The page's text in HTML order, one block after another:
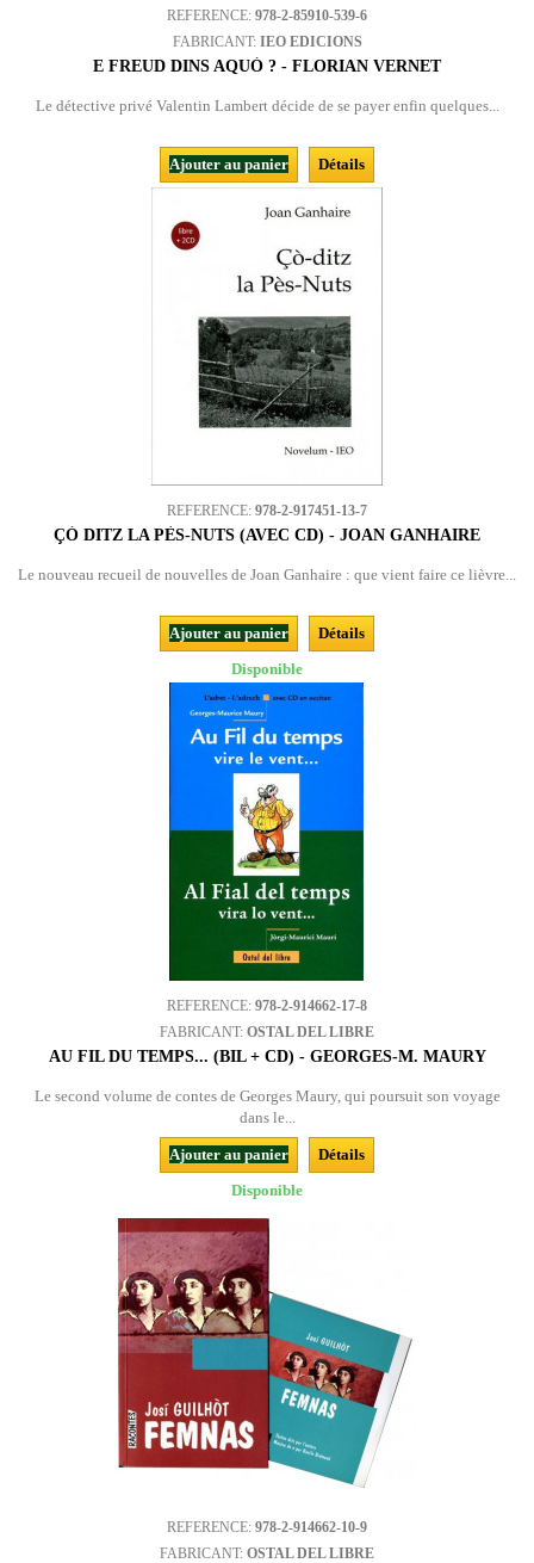
REFERENCE: 978-2-85910-539-6
FABRICANT: IEO EDICIONS
E FREUD DINS AQUÒ ? - FLORIAN VERNET
Le détective privé Valentin Lambert décide de se payer enfin quelques...
Ajouter au panier Détails
REFERENCE: 978-2-917451-13-7
ÇÒ DITZ LA PÈS-NUTS (AVEC CD) - JOAN GANHAIRE
Le nouveau recueil de nouvelles de Joan Ganhaire : que vient faire ce lièvre...
Ajouter au panier
Détails
Disponible
REFERENCE: 978-2-914662-17-8
FABRICANT: OSTAL DEL LIBRE
AU FIL DU TEMPS... (BIL + CD) - GEORGES-M. MAURY
Le second volume de contes de Georges Maury, qui poursuit son voyage
dans le...
Ajouter au panier
Détails
Disponible
REFERENCE: 978-2-914662-10-9
FABRICANT: OSTAL DEL LIBRE